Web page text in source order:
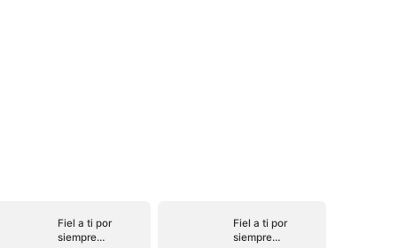
Fiel a ti por
siempre
Fiel a ti por
siempre